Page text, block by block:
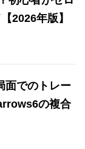
2026年版】
面でのトレー
の複合